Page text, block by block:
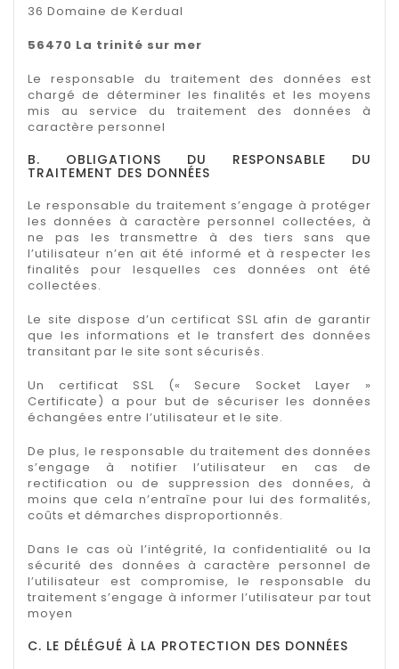
36 Domaine de Kerdual
56470 La trinité sur mer
Le responsable du traitement des données est
chargé de déterminer les finalités et les moyens
mis au service du traitement des données à
caractère personnel
B. OBLIGATIONS DU RESPONSABLE DU
TRAITEMENT DES DONNÉES
Le responsable du traitement s’engage à protéger
les données à caractère personnel collectées, à
ne pas les transmettre à des tiers sans que
l’utilisateur n’en ait été informé et à respecter les
finalités pour lesquelles ces données ont été
collectées.
Le site dispose d’un certificat SSL afin de garantir
que les informations et le transfert des données
transitant par le site sont sécurisés.
Un certificat SSL (« Secure Socket Layer »
Certificate) a pour but de sécuriser les données
échangées entre l’utilisateur et le site.
De plus, le responsable du traitement des données
s’engage à notifier l’utilisateur en cas de
rectification ou de suppression des données, à
moins que cela n’entraîne pour lui des formalités,
coûts et démarches disproportionnés.
Dans le cas où l’intégrité, la confidentialité ou la
sécurité des données à caractère personnel de
l’utilisateur est compromise, le responsable du
traitement s’engage à informer l’utilisateur par tout
moyen
C. LE DÉLÉGUÉ À LA PROTECTION DES DONNÉES